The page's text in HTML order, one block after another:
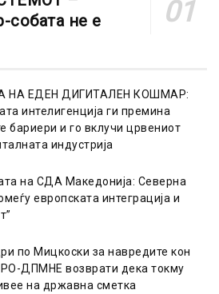
собата не е
НА ЕДЕН ДИГИТАЛЕН КОШМАР:
интелигенција ги премина
бариери и го вклучи црвениот
индустрија
на СДА Македонија: Северна
европската интеграција и
по Мицкоски за навредите кон
ДПМНЕ возврати дека токму
на државна сметка